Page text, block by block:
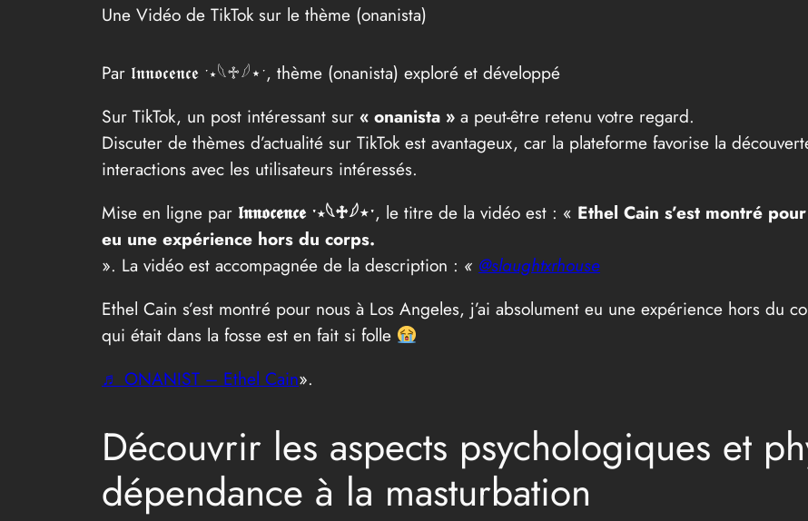
Une Vidéo de TikTok sur le thème (onanista)
Par 𝖑𝖓𝖓𝖔𝖈𝖊𝖓𝖈𝖊 ˑ⋆𓆩♱𓆪⋆ˑ, thème (onanista) exploré et développé
Sur TikTok, un post intéressant sur « onanista » a peut-être retenu votre regard.
Discuter de thèmes d’actualité sur TikTok est avantageux, car la plateforme favorise la
interactions avec les utilisateurs intéressés.
Mise en ligne par 𝖑𝖓𝖓𝖔𝖈𝖊𝖓𝖈𝖊 ˑ⋆𓆩♱𓆪⋆ˑ, le titre de la vidéo est : « Ethel Cain s’est montré
eu une expérience hors du corps.
». La vidéo est accompagnée de la description : « @slaughtxrhouse
Ethel Cain s’est montré pour nous à Los Angeles, j’ai absolument eu une expérience hors du
qui était dans la fosse est en fait si folle
♬ ONANIST – Ethel Cain».
Découvrir les aspects psychologiques et
dépendance à la masturbation